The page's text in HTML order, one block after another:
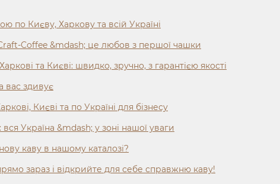
по Києву, Харкову та всій Україні
Coffee &mdash; це любов з першої чашки
та Києві: швидко, зручно, з гарантією якості
вас здивує
Києві та по Україні для бізнесу
Україна &mdash; у зоні нашої уваги
каву в нашому каталозі?
зараз і відкрийте для себе справжню каву!